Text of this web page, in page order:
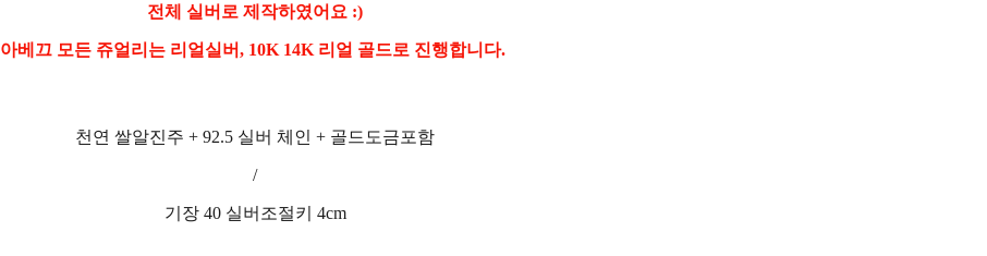
전체 실버로 제작하였어요 :)
아베끄 모든 쥬얼리는 리얼실버, 10K 14K 리얼 골드로 진행합니다.
천연 쌀알진주 + 92.5 실버 체인 + 골드도금포함
/
기장 40 실버조절키 4cm